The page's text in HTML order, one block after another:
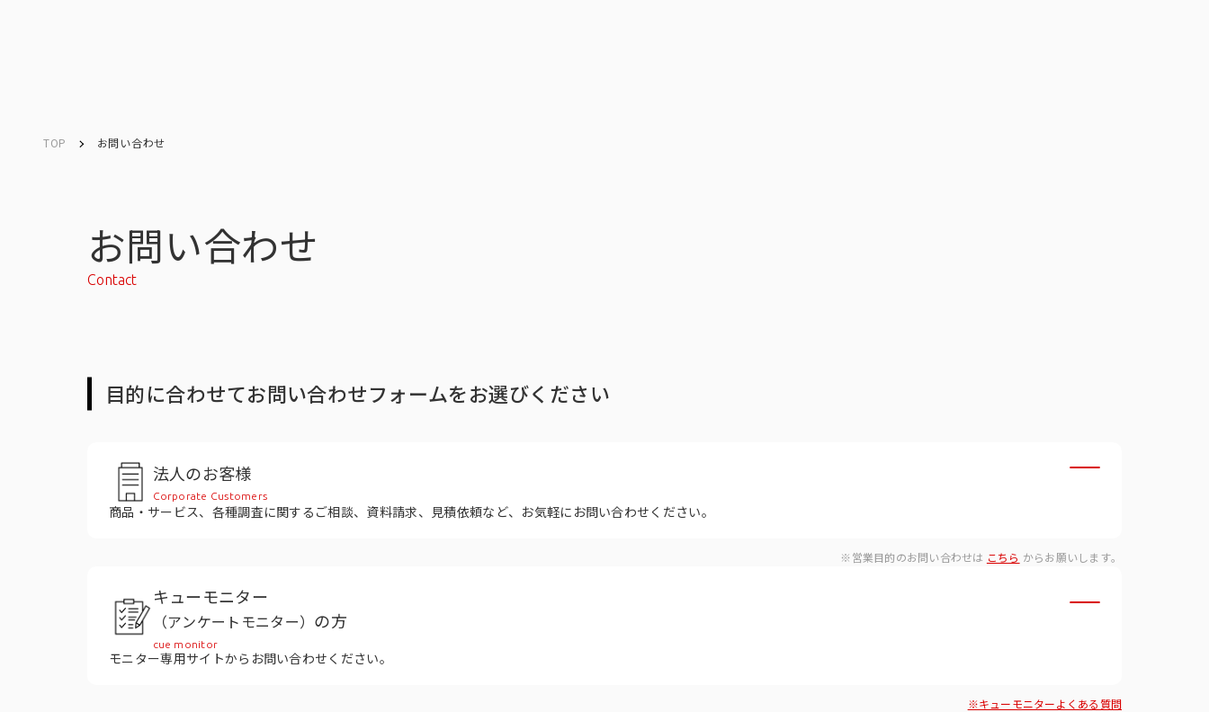
会社概要・所在地 ビジョン
役員紹介
TOP お問い合わせ
お問い合わせ
Contact
目的に合わせてお問い合わせフォームをお選びください
法人のお客様
Corporate Customers
商品・サービス、各種調査に関するご相談、資料請求、見積依頼など、お気軽にお問い合わせください。
※営業目的のお問い合わせは こちら からお願いします。
キューモニター
（アンケートモニター） の方
cue monitor
モニター専用サイトからお問い合わせください。
※キューモニターよくある質問